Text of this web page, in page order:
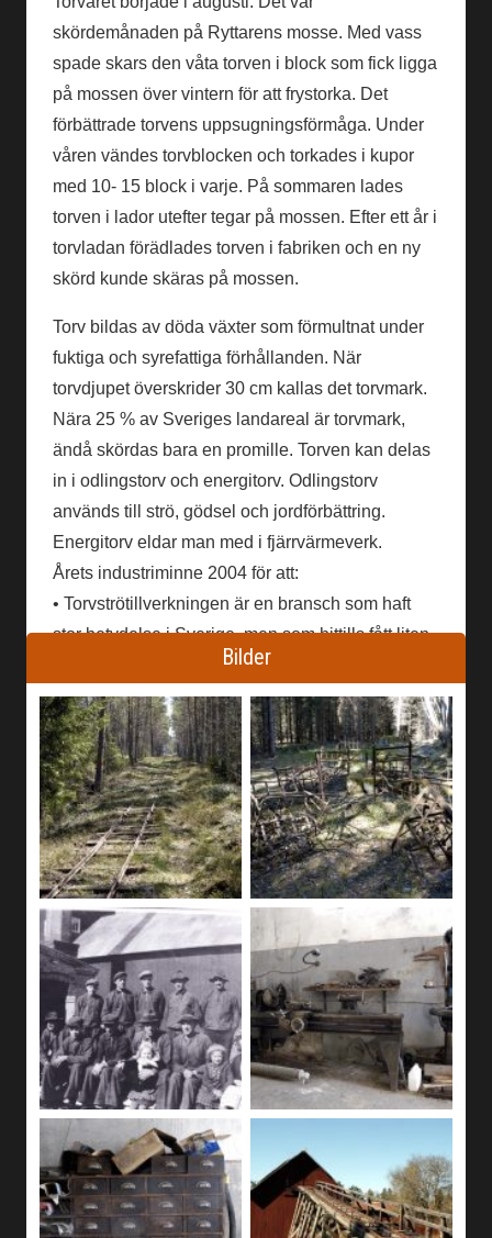
skördemånaden på Ryttarens mosse. Med vass
spade skars den våta torven i block som fick ligga
på mossen över vintern för att frystorka. Det
förbättrade torvens upp­sug­nings­för­måga. Under
våren vändes torvblocken och torkades i kupor
med 10- 15 block i varje. På sommaren lades
torven i lador utefter tegar på mossen. Efter ett år i
torvladan förädlades torven i fabriken och en ny
skörd kunde skäras på mossen.
Torv bildas av döda växter som förmultnat under
fuktiga och syrefattiga förhållanden. När
torvdjupet överskrider 30 cm kallas det torvmark.
Nära 25 % av Sveriges landareal är torvmark,
ändå skördas bara en promille. Torven kan delas
in i odlingstorv och energitorv. Odlingstorv
används till strö, gödsel och jordförbättring.
Energitorv eldar man med i fjärrvärmeverk.
Årets industriminne 2004 för att:
• Torvströtillverkningen är en bransch som haft
stor betydelse i Sverige, men som hittills fått liten
uppmärksamhet som kulturarv.
• Ryttaren är en intressant och värdefull
industrihistorisk miljö där natur, kultur och
teknikhistoriska upplevelser förenas.
Ryttarens Torvströfabrikhar kontinuerligt utnyttjats
för industriellt bruk mellan 1906-1997.
• Föreningen Ryttarens Torvströfabrik arbetar
framgångsrikt med att bevara och uveckla
verksamheten.
Text: Magdalena Tafvelin Heldner, Tekniska
museet.
Bilder